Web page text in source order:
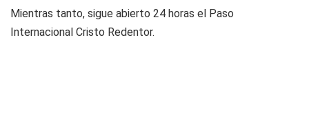
Mientras tanto, sigue abierto 24 horas el Paso
Internacional Cristo Redentor.